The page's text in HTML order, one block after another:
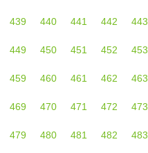
439 440 441 442 443
449 450 451 452 453
459 460 461 462 463
469 470 471 472 473
479 480 481 482 483